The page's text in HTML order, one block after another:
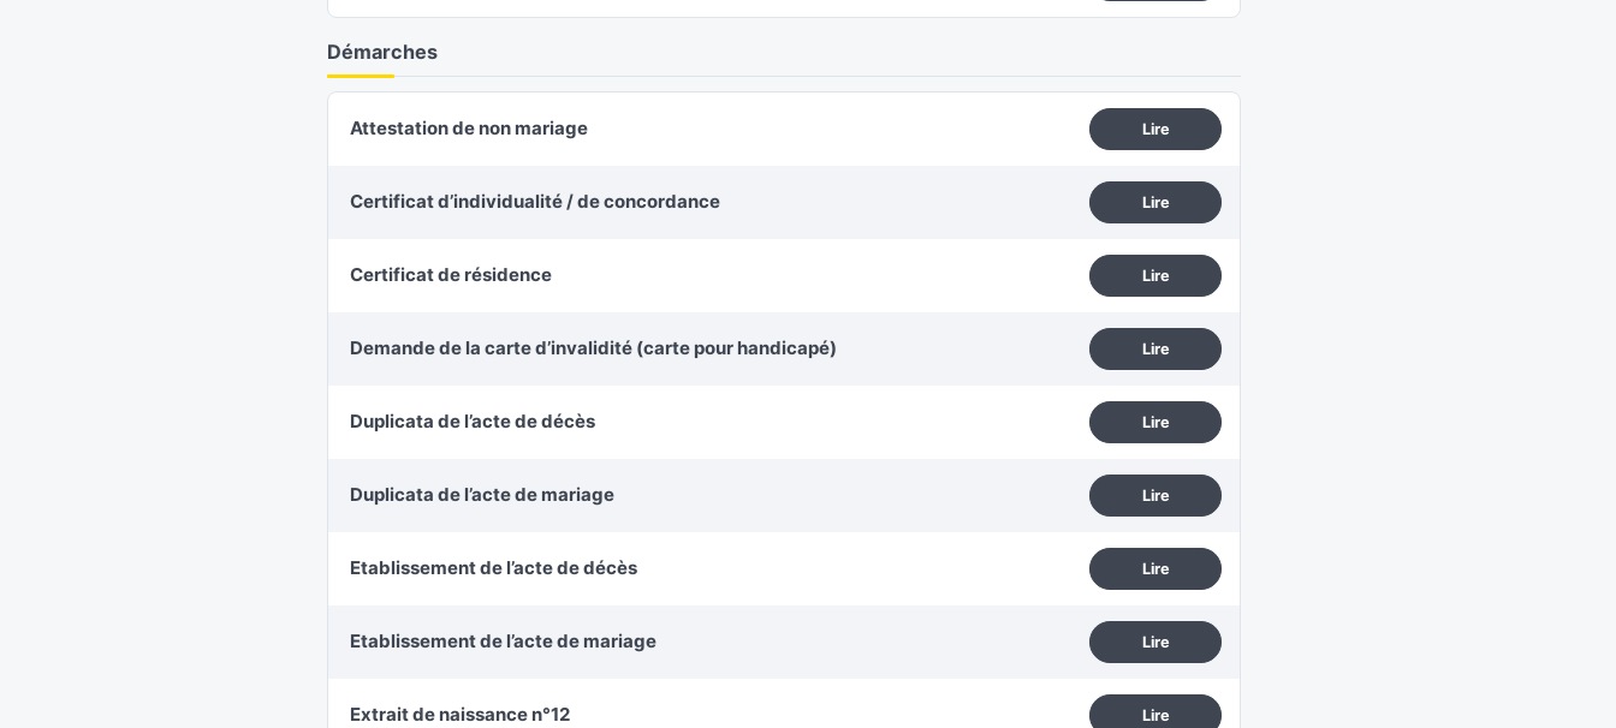
Démarches
Attestation de non mariage Lire
Certificat d’individualité / de concordance Lire
Certificat de résidence Lire
Demande de la carte d’invalidité (carte pour handicapé) Lire
Duplicata de l’acte de décès Lire
Duplicata de l’acte de mariage Lire
Etablissement de l’acte de décès Lire
Etablissement de l’acte de mariage Lire
Extrait de naissance n°12 Lire